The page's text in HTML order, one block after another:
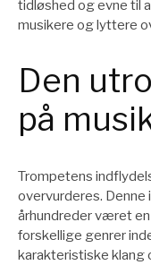
tidløshed og evne til
musikere og lyttere
Den
på
Trompetens
overvurderes.
århundreder været
forskellige genrer
karakteristiske klang